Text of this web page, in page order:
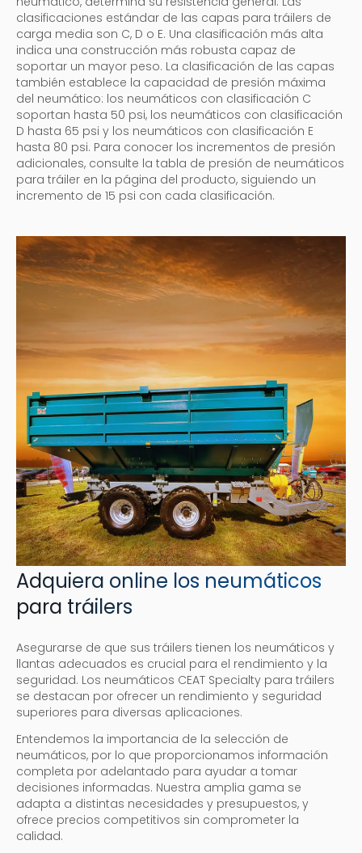
clasificaciones estándar de las capas para tráilers de
carga media son C, D o E. Una clasificación más alta
indica una construcción más robusta capaz de
soportar un mayor peso. La clasificación de las capas
también establece la capacidad de presión máxima
del neumático: los neumáticos con clasificación C
soportan hasta 50 psi, los neumáticos con clasificación
D hasta 65 psi y los neumáticos con clasificación E
hasta 80 psi. Para conocer los incrementos de presión
adicionales, consulte la tabla de presión de neumáticos
para tráiler en la página del producto, siguiendo un
incremento de 15 psi con cada clasificación.
Adquiera online los neumáticos
para tráilers
Asegurarse de que sus tráilers tienen los neumáticos y
llantas adecuados es crucial para el rendimiento y la
seguridad. Los neumáticos CEAT Specialty para tráilers
se destacan por ofrecer un rendimiento y seguridad
superiores para diversas aplicaciones.
Entendemos la importancia de la selección de
neumáticos, por lo que proporcionamos información
completa por adelantado para ayudar a tomar
decisiones informadas. Nuestra amplia gama se
adapta a distintas necesidades y presupuestos, y
ofrece precios competitivos sin comprometer la
calidad.